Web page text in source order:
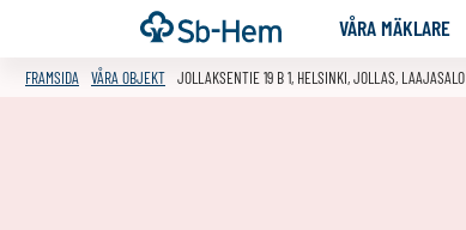
Till
innehållet
Framsida VÅRA MÄKLARE
FRAMSIDA VÅRA OBJEKT JOLLAKSENTIE 19 B 1, HELSINKI, JOLLAS, LAAJASALO